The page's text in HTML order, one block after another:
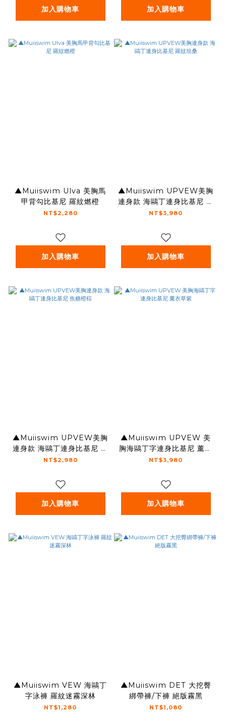
加入購物車 加入購物車
▲Muiiswim Ulva 美胸馬
甲背勾比基尼 羅紋燃橙
NT$2,280
加入購物車
▲Muiiswim UPVEW美胸
連身款 海鷗丁連身比基尼 羅
紋坦桑
NT$3,980
加入購物車
▲Muiiswim UPVEW美胸
連身款 海鷗丁連身比基尼 焦
糖橙棕
NT$2,980
加入購物車
▲Muiiswim UPVEW 美
胸海鷗丁字連身比基尼 薰衣
草紫
NT$3,980
加入購物車
▲Muiiswim VEW 海鷗丁
字泳褲 羅紋迷霧深林
NT$1,280
▲Muiiswim DET 大挖臀
綁帶褲/下褲 絕版霧黑
NT$1,080